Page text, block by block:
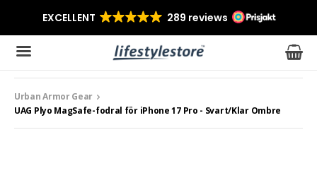
Produkten har blivit tillagd i varukorgen
Urban Armor Gear
UAG Plyo MagSafe-fodral för iPhone 17 Pro - Svart/Klar Ombre